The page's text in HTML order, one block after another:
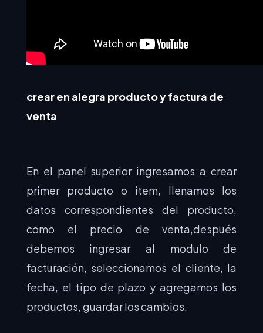
crear en alegra producto y factura de
venta
En el panel superior ingresamos a crear
primer producto o item, llenamos los
datos correspondientes del producto,
como el precio de venta,después
debemos ingresar al modulo de
facturación, seleccionamos el cliente, la
fecha, el tipo de plazo y agregamos los
productos, guardar los cambios.